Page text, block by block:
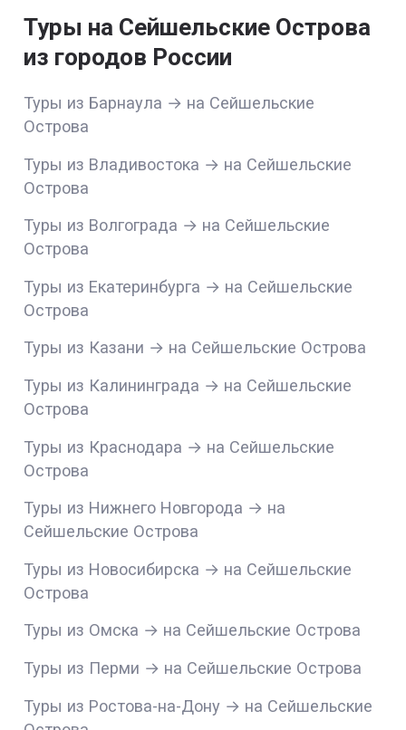
Туры на Сейшельские Острова
из городов России
Туры из Барнаула → на Сейшельские
Острова
Туры из Владивостока → на Сейшельские
Острова
Туры из Волгограда → на Сейшельские
Острова
Туры из Екатеринбурга → на Сейшельские
Острова
Туры из Казани → на Сейшельские Острова
Туры из Калининграда → на Сейшельские
Острова
Туры из Краснодара → на Сейшельские
Острова
Туры из Нижнего Новгорода → на
Сейшельские Острова
Туры из Новосибирска → на Сейшельские
Острова
Туры из Омска → на Сейшельские Острова
Туры из Перми → на Сейшельские Острова
Туры из Ростова-на-Дону → на Сейшельские